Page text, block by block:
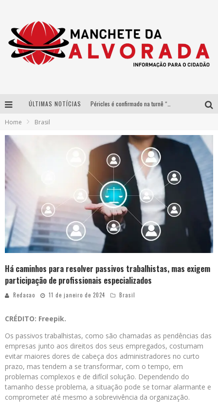
ÚLTIMAS NOTÍCIAS
Home Brasil
Há caminhos para resolver passivos trabalhistas, mas exigem
participação de profissionais especializados
Redacao 11 de janeiro de 2024 Brasil
CRÉDITO: Freepik.
Os passivos trabalhistas, como são chamadas as pendências das
empresas junto aos direitos dos seus empregados, costumam
evitar maiores dores de cabeça dos administradores no curto
prazo, mas tendem a se transformar, com o tempo, em
problemas complexos e de difícil solução. Dependendo do
tamanho desse problema, a situação pode se tornar alarmante e
comprometer até mesmo a sobrevivência da organização.